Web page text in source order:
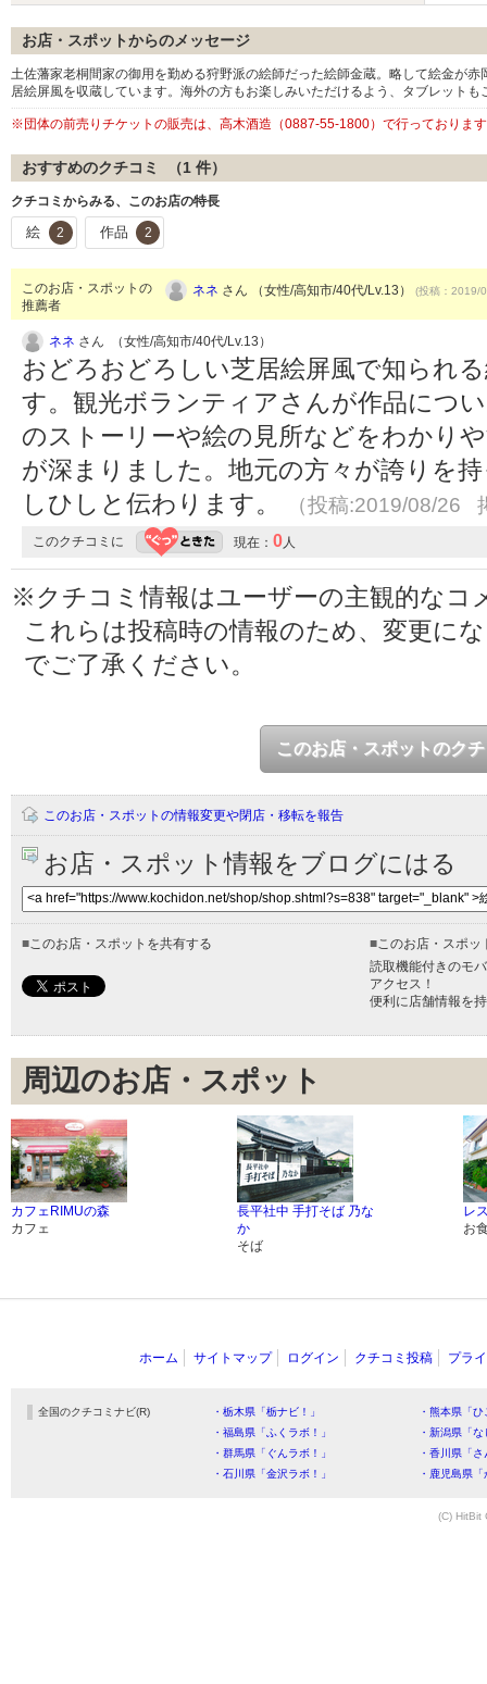
お店・スポットからのメッセージ
土佐藩家老桐間家の御用を勤める狩野派の絵師だった絵師金蔵。略して絵金が
居絵屏風を収蔵しています。海外の方もお楽しみいただけるよう、タブレット
※団体の前売りチケットの販売は、高木酒造（0887-55-1800）で行っておりま
おすすめのクチコミ （1 件）
クチコミからみる、このお店の特長
絵 2 作品 2
このお店・スポットの
推薦者
ネネ さん （女性/高知市/40代/Lv.13） (投稿：2019/
ネネ さん （女性/高知市/40代/Lv.13）
おどろおどろしい芝居絵屏風で知られ
す。観光ボランティアさんが作品につ
のストーリーや絵の見所などをわかり
が深まりました。地元の方々が誇りを
しひしと伝わります。
（投稿:2019/08/26
このクチコミに 現在： 0 人
※クチコミ情報はユーザーの主観的なコ
これらは投稿時の情報のため、変更に
でご了承ください。
このお店・スポットのク
このお店・スポットの情報変更や閉店・移転を報告
お店・スポット情報をブログにはる
■ このお店・スポットを共有する ■ このお店・スポ
読取機能付きのモ
アクセス！
便利に店舗情報を
周辺のお店・スポット
カフェRIMUの森
カフェ
長平社中 手打そば 乃な
か
そば
レ
お
ホーム サイトマップ ログイン クチコミ投稿 プラ
全国のクチコミナビ(R) ・栃木県「栃ナビ！」
・熊本県「
・福島県「ふくラボ！」
・新潟県「
・群馬県「ぐんラボ！」
・香川県「
・石川県「金沢ラボ！」
・鹿児島県
(C) HitBit